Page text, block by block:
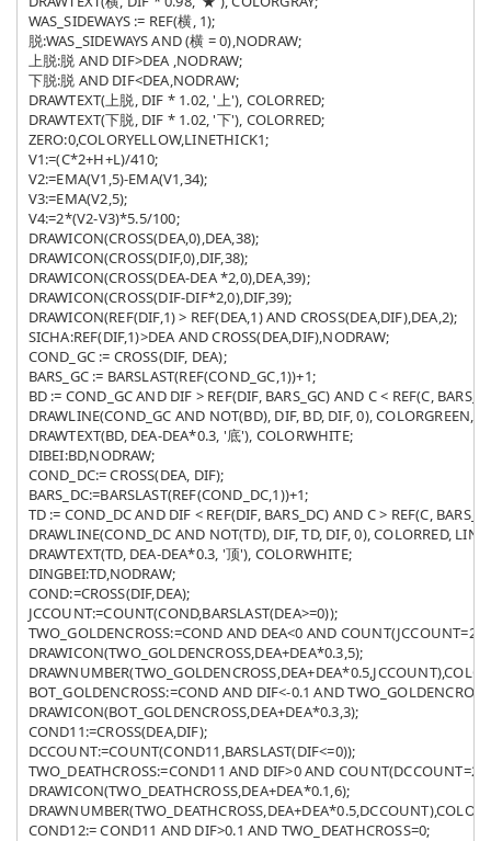
WAS_SIDEWAYS := REF(横, 1);
脱:WAS_SIDEWAYS AND (横 = 0),NODRAW;
上脱:脱 AND DIF>DEA ,NODRAW;
下脱:脱 AND DIF<DEA,NODRAW;
DRAWTEXT(上脱, DIF * 1.02, '上'), COLORRED;
DRAWTEXT(下脱, DIF * 1.02, '下'), COLORRED;
ZERO:0,COLORYELLOW,LINETHICK1;
V1:=(C*2+H+L)/410;
V2:=EMA(V1,5)-EMA(V1,34);
V3:=EMA(V2,5);
V4:=2*(V2-V3)*5.5/100;
DRAWICON(CROSS(DEA,0),DEA,38);
DRAWICON(CROSS(DIF,0),DIF,38);
DRAWICON(CROSS(DEA-DEA *2,0),DEA,39);
DRAWICON(CROSS(DIF-DIF*2,0),DIF,39);
DRAWICON(REF(DIF,1) > REF(DEA,1) AND CROSS(DEA,DIF),DEA,2);
SICHA:REF(DIF,1)>DEA AND CROSS(DEA,DIF),NODRAW;
COND_GC := CROSS(DIF, DEA);
BARS_GC := BARSLAST(REF(COND_GC,1))+1;
BD := COND_GC AND DIF > REF(DIF, BARS_GC) AND C < REF(C,
DRAWLINE(COND_GC AND NOT(BD), DIF, BD, DIF, 0), COLORGREEN,
DRAWTEXT(BD, DEA-DEA*0.3, '底'), COLORWHITE;
DIBEI:BD,NODRAW;
COND_DC:= CROSS(DEA, DIF);
BARS_DC:=BARSLAST(REF(COND_DC,1))+1;
TD := COND_DC AND DIF < REF(DIF, BARS_DC) AND C > REF(C,
DRAWLINE(COND_DC AND NOT(TD), DIF, TD, DIF, 0), COLORRED,
DRAWTEXT(TD, DEA-DEA*0.3, '顶'), COLORWHITE;
DINGBEI:TD,NODRAW;
COND:=CROSS(DIF,DEA);
JCCOUNT:=COUNT(COND,BARSLAST(DEA>=0));
TWO_GOLDENCROSS:=COND AND DEA<0 AND
DRAWICON(TWO_GOLDENCROSS,DEA+DEA*0.3,5);
BOT_GOLDENCROSS:=COND AND DIF<-0.1 AND
DRAWICON(BOT_GOLDENCROSS,DEA+DEA*0.3,3);
COND11:=CROSS(DEA,DIF);
DCCOUNT:=COUNT(COND11,BARSLAST(DIF<=0));
TWO_DEATHCROSS:=COND11 AND DIF>0 AND
DRAWICON(TWO_DEATHCROSS,DEA+DEA*0.1,6);
COND12:= COND11 AND DIF>0.1 AND TWO_DEATHCROSS=0;